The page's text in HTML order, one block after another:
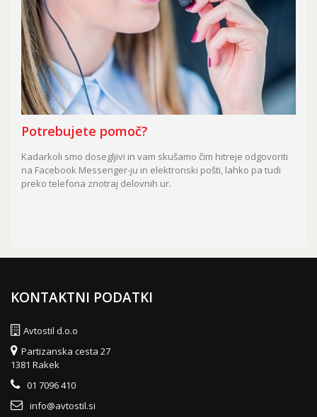
Potrebujete pomoč?
Kadarkoli smo dosegljivi in vam skušamo čim hitreje odgovoriti
na Facebook Messenger-ju in elektronski pošti, lahko pa tudi
preko telefona znotraj delovnih ur.
KONTAKTNI PODATKI
Avtostil d.o.o
Partizanska cesta 27
1381 Rakek
01 7096 410
info@avtostil.si